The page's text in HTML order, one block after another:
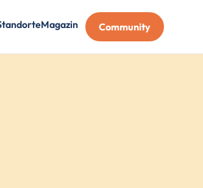
Magazin Community